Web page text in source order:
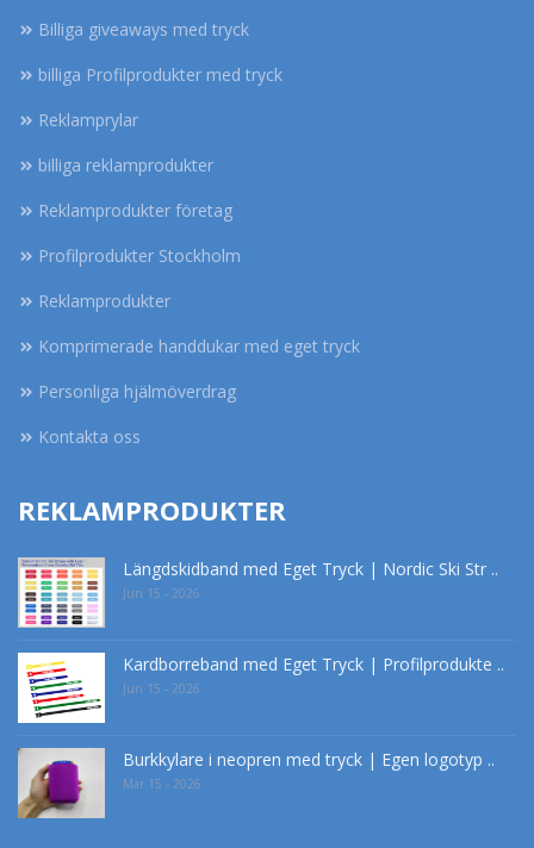
Billiga giveaways med tryck
billiga Profilprodukter med tryck
Reklamprylar
billiga reklamprodukter
Reklamprodukter företag
Profilprodukter Stockholm
Reklamprodukter
Komprimerade handdukar med eget tryck
Personliga hjälmöverdrag
Kontakta oss
REKLAMPRODUKTER
Längdskidband med Eget Tryck | Nordic Ski Str ..
Jun 15 - 2026
Kardborreband med Eget Tryck | Profilprodukte ..
Jun 15 - 2026
Burkkylare i neopren med tryck | Egen logotyp ..
Mar 15 - 2026